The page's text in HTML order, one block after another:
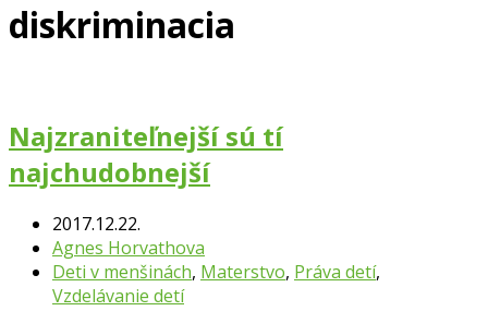
diskriminacia
Najzraniteľnejší sú tí
najchudobnejší
2017.12.22.
Agnes Horvathova
Deti v menšinách, Materstvo, Práva detí,
Vzdelávanie detí